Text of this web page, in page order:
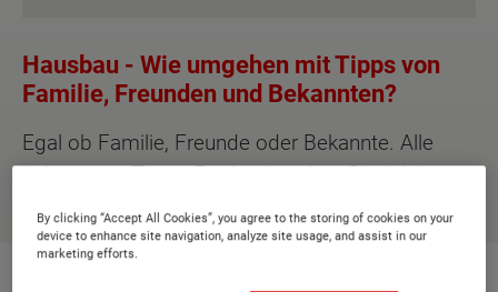
Hausbau - Wie umgehen mit Tipps von
Familie, Freunden und Bekannten?
Egal ob Familie, Freunde oder Bekannte. Alle
haben gute Tipps. Doch wie gehen Sie richtig
By clicking “Accept All Cookies”, you agree to the storing of cookies on your
device to enhance site navigation, analyze site usage, and assist in our
marketing efforts.